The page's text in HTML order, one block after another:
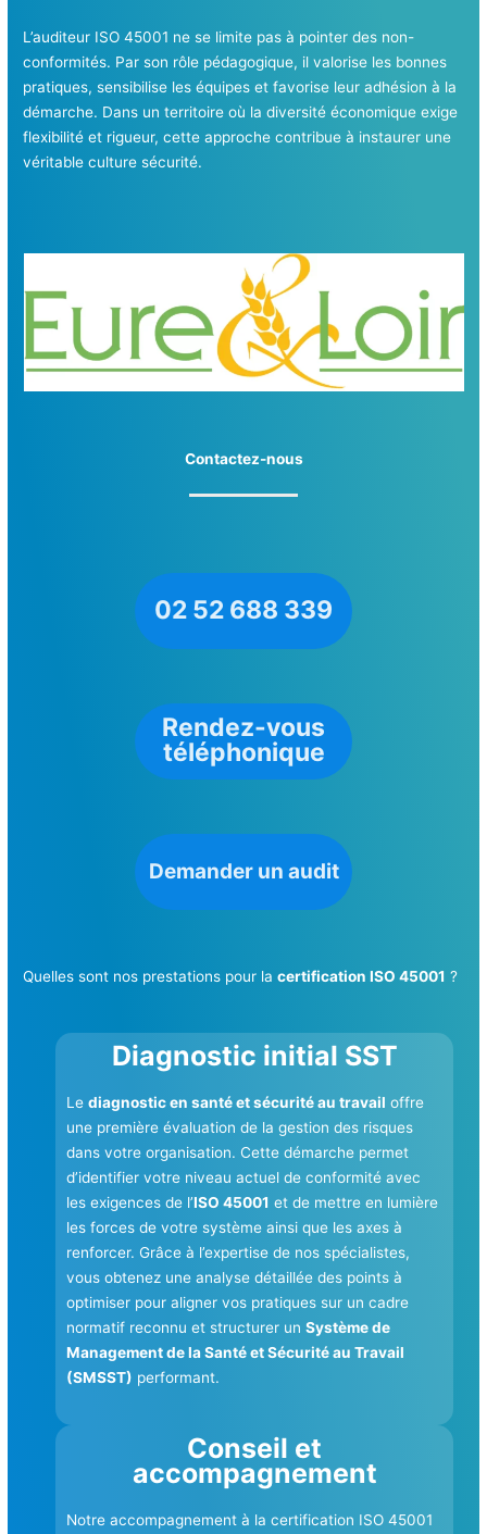
L’auditeur ISO 45001 ne se limite pas à pointer des non-
conformités. Par son rôle pédagogique, il valorise les bonnes
pratiques, sensibilise les équipes et favorise leur adhésion à la
démarche. Dans un territoire où la diversité économique exige
flexibilité et rigueur, cette approche contribue à instaurer une
véritable culture sécurité.
Contactez-nous
02 52 688 339
Rendez-vous
téléphonique
Demander un audit
Quelles sont nos prestations pour lacertification ISO 45001 ?
Diagnostic initial SST
Lediagnostic en santé et sécurité au travail offre
une première évaluation de la gestion des risques
dans votre organisation. Cette démarche permet
d’identifier votre niveau actuel de conformité avec
les exigences de l’ISO 45001 et de mettre en lumière
les forces de votre système ainsi que les axes à
renforcer. Grâce à l’expertise de nos spécialistes,
vous obtenez une analyse détaillée des points à
optimiser pour aligner vos pratiques sur un cadre
normatif reconnu et structurer unSystème de
Management de la Santé et Sécurité au Travail
(SMSST) performant.
Conseil et
accompagnement
Notre accompagnement à la certification ISO 45001